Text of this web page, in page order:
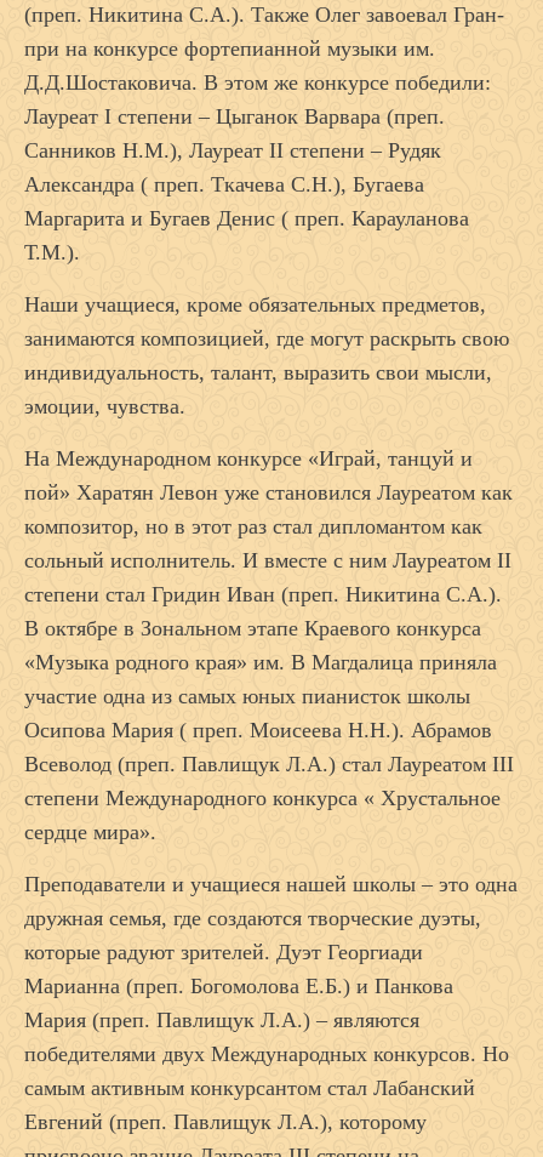
(преп. Никитина С.А.). Также Олег завоевал Гран-
при на конкурсе фортепианной музыки им.
Д.Д.Шостаковича. В этом же конкурсе победили:
Лауреат I степени – Цыганок Варвара (преп.
Санников Н.М.), Лауреат II степени – Рудяк
Александра ( преп. Ткачева С.Н.), Бугаева
Маргарита и Бугаев Денис ( преп. Карауланова
Т.М.).
Наши учащиеся, кроме обязательных предметов,
занимаются композицией, где могут раскрыть свою
индивидуальность, талант, выразить свои мысли,
эмоции, чувства.
На Международном конкурсе «Играй, танцуй и
пой» Харатян Левон уже становился Лауреатом как
композитор, но в этот раз стал дипломантом как
сольный исполнитель. И вместе с ним Лауреатом II
степени стал Гридин Иван (преп. Никитина С.А.).
В октябре в Зональном этапе Краевого конкурса
«Музыка родного края» им. В Магдалица приняла
участие одна из самых юных пианисток школы
Осипова Мария ( преп. Моисеева Н.Н.). Абрамов
Всеволод (преп. Павлищук Л.А.) стал Лауреатом III
степени Международного конкурса « Хрустальное
сердце мира».
Преподаватели и учащиеся нашей школы – это одна
дружная семья, где создаются творческие дуэты,
которые радуют зрителей. Дуэт Георгиади
Марианна (преп. Богомолова Е.Б.) и Панкова
Мария (преп. Павлищук Л.А.) – являются
победителями двух Международных конкурсов. Но
самым активным конкурсантом стал Лабанский
Евгений (преп. Павлищук Л.А.), которому